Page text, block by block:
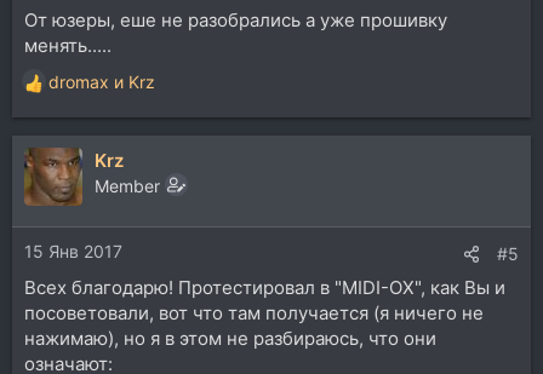
От юзеры, еше не разобрались а уже прошивку
менять.....
Р
е
а
к
ц
и
и
:
dromax и Krz
Krz
Member
15 Янв 2017 #5
Всех благодарю! Протестировал в "MIDI-OX", как Вы и
посоветовали, вот что там получается (я ничего не
нажимаю), но я в этом не разбираюсь, что они
означают: